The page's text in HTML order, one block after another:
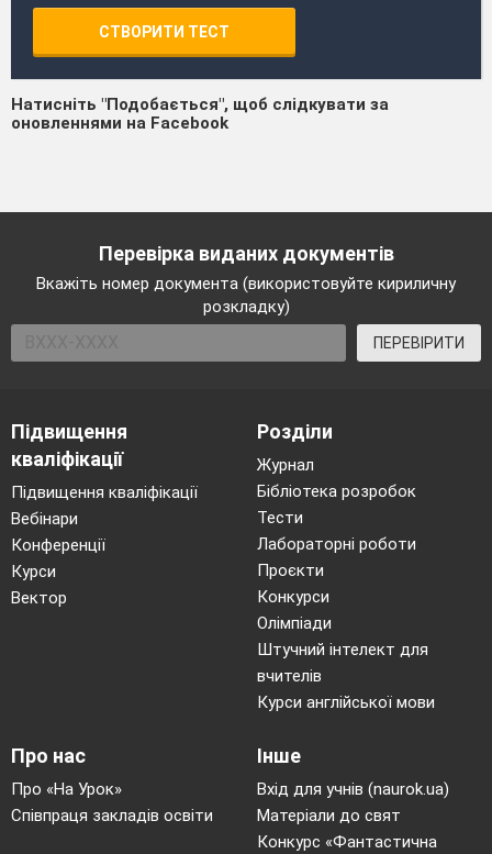
СТВОРИТИ ТЕСТ
Натисніть "Подобається", щоб слідкувати за
оновленнями на Facebook
Перевірка виданих документів
Вкажіть номер документа (використовуйте кириличну
розкладку)
ПЕРЕВІРИТИ
Підвищення
кваліфікації
Підвищення кваліфікації
Вебінари
Конференції
Курси
Вектор
Розділи
Журнал
Бібліотека розробок
Тести
Лабораторні роботи
Проєкти
Конкурси
Олімпіади
Штучний інтелект для
вчителів
Курси англійської мови
Про нас
Про «На Урок»
Співпраця закладів освіти
Інше
Вхід для учнів (naurok.ua)
Матеріали до свят
Конкурс «Фантастична